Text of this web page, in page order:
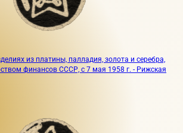
из платины, палладия, золота и серебра,
финансов СССР, с 7 мая 1958 г. - Рижская